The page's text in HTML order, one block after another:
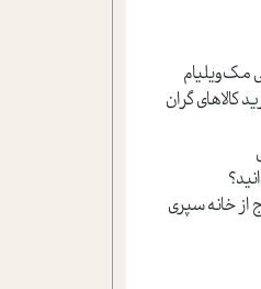
کالاهای گران
از خانه سپری